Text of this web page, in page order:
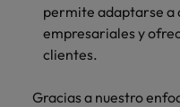
permite adaptarse a
empresariales y
clientes.
Gracias a nuestro